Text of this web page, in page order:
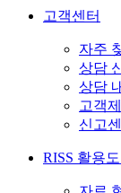
고객센터
자주
상담
상담
고객
신고
RISS 활용